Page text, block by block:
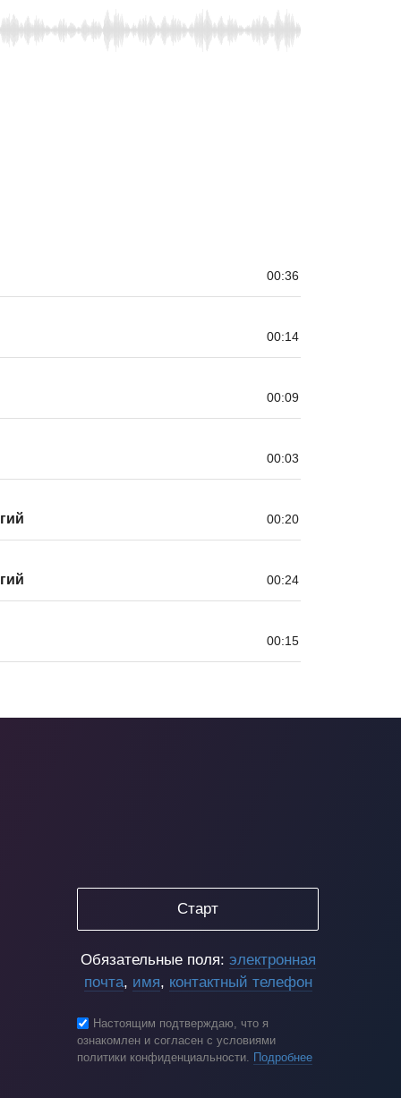
00:36
00:14
00:09
00:03
00:20
00:24
00:15
Старт
Обязательные поля: электронная
почта, имя, контактный телефон
Настоящим подтверждаю, что я
ознакомлен и согласен с условиями
политики конфиденциальности. Подробнее